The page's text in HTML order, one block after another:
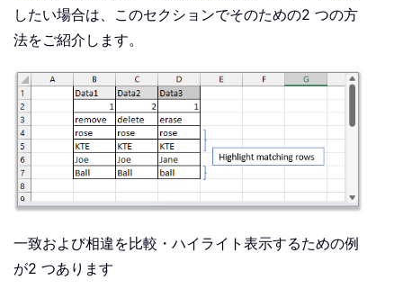
したい場合は、このセクションでそのための2 つの方
法をご紹介します。
一致および相違を比較・ハイライト表示するための例
が2 つあります